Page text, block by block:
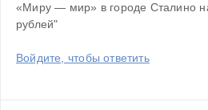
«Миру — мир» в городе Сталино
рублей"
Войдите, чтобы ответить